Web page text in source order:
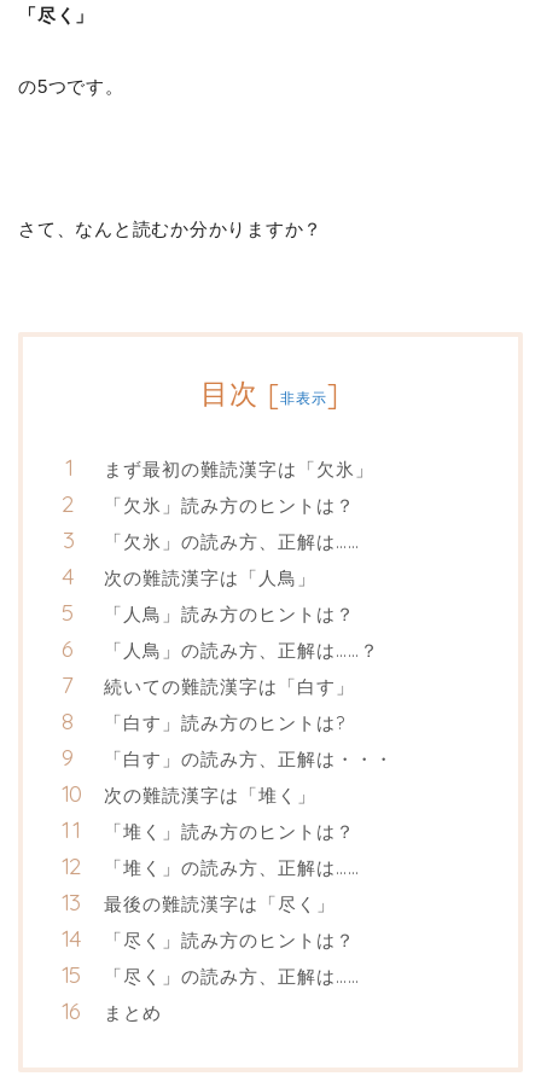
「尽く」
の5つです。
さて、なんと読むか分かりますか？
目次 [非表示]
まず最初の難読漢字は「欠氷」
「欠氷」読み方のヒントは？
「欠氷」の読み方、正解は……
次の難読漢字は「人鳥」
「人鳥」読み方のヒントは？
「人鳥」の読み方、正解は……？
続いての難読漢字は「白す」
「白す」読み方のヒントは?
「白す」の読み方、正解は・・・
次の難読漢字は「堆く」
「堆く」読み方のヒントは？
「堆く」の読み方、正解は……
最後の難読漢字は「尽く」
「尽く」読み方のヒントは？
「尽く」の読み方、正解は……
まとめ